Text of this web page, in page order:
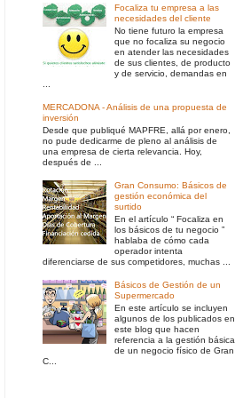
Focaliza tu empresa a las
necesidades del cliente
No tiene futuro la empresa
que no focaliza su negocio
en atender las necesidades
de sus clientes, de producto
y de servicio, demandas en
MERCADONA - Análisis de una propuesta de
inversión
Desde que publiqué MAPFRE, allá por enero,
no pude dedicarme de pleno al análisis de
una empresa de cierta relevancia. Hoy,
después de ...
Gran Consumo: Básicos de
gestión económica del
surtido
En el artículo “ Focaliza en
los básicos de tu negocio ”
hablaba de cómo cada
operador intenta
diferenciarse de sus competidores, muchas ...
Básicos de Gestión de un
Supermercado
En este artículo se incluyen
algunos de los publicados en
este blog que hacen
referencia a la gestión básica
de un negocio físico de Gran
C...